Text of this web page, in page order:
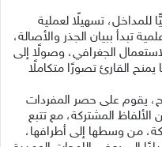
للمداخل، تسهيلًا لعملية
تبدأ ببيان الجذر والأصالة،
الجغرافي، وصولًا إلى
يمنح القارئ تصورًا متكاملًا
يقوم على حصر المفردات
الألفاظ المشتركة، مع تتبع
من وسطها إلى أطرافها،